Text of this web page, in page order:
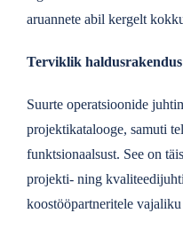
aruannete abil kergelt
Terviklik haldusrakendus
Suurte operatsioonide
projektikatalooge, samuti
funktsionaalsust. See on
projekti- ning
koostööpartneritele